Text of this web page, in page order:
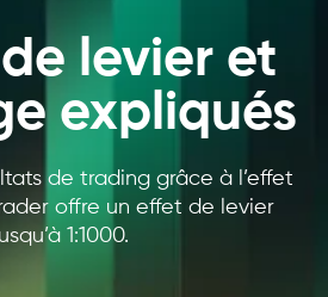
de levier et
expliqués
de trading grâce à l’effet
offre un effet de levier
1:1000.